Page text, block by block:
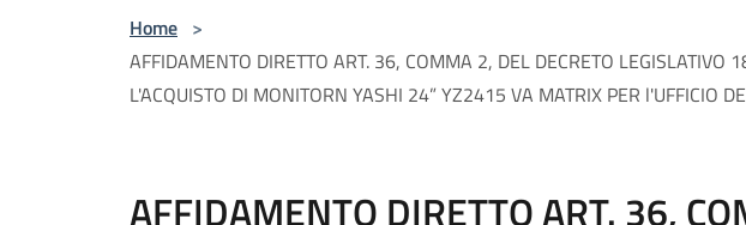
Home >
AFFIDAMENTO DIRETTO ART. 36, COMMA 2, DEL DECRETO
L'ACQUISTO DI MONITORN YASHI 24” YZ2415 VA MATRIX PER l'UFFICIO
AFFIDAMENTO DIRETTO ART. 36,